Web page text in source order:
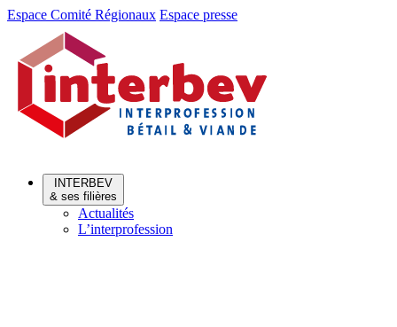
Aller
Aller
contenu
Espace Comité Régionaux Espace presse
INTERBEV
& ses filières
Actualités
L’interprofession